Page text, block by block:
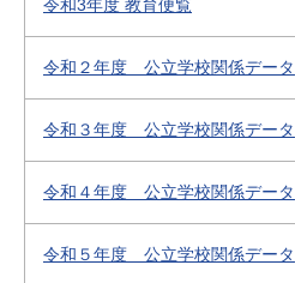
令和3年度 教育便覧
令和２年度 公立学校関係データ
令和３年度 公立学校関係データ
令和４年度 公立学校関係データ
令和５年度 公立学校関係データ